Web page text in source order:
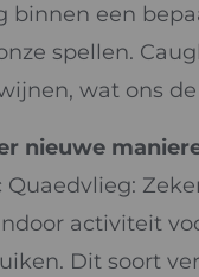
binnen een
spellen.
wat ons
nieuwe
Quaedvlieg:
activiteit
Dit soort